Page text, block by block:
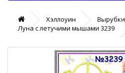
Хэллоуин
Вырубки
Луна с летучими мышами 3239